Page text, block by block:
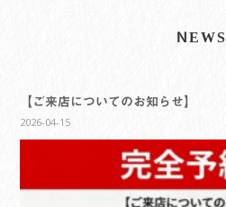
NEWS
【ご来店についてのお知らせ】
2026-04-15